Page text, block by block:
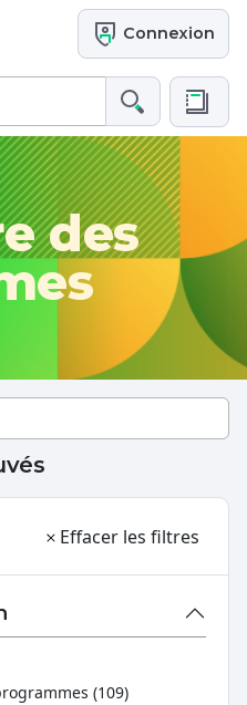
Connexion
des
Effacer les filtres
(109)